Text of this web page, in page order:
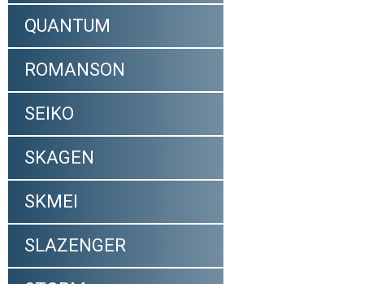
QUANTUM
ROMANSON
SEIKO
SKAGEN
SKMEI
SLAZENGER